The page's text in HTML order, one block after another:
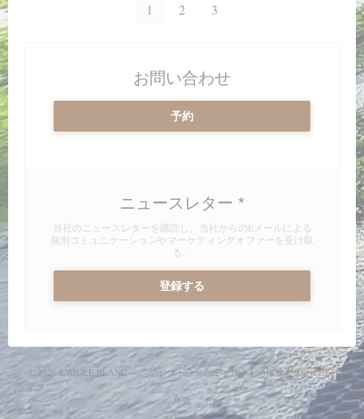
1 2 3
お問い合わせ
予約
ニュースレター *
当社のニュースレターを購読し、当社からのEメールによる
個別コミュニケーションやマーケティングオファーを受け取
る。
登録する
© 2026 L'AIGLE BLANC — このレストランウェブサイトの作成者ZENCHEF((新し
免責 ((新しいウィンドウで開きます))